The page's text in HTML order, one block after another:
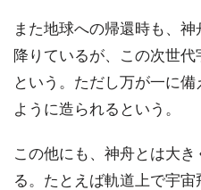
また地球への帰還時も、
降りているが、この次世
という。ただし万が一に
ように造られるという。
この他にも、神舟とは大
る。たとえば軌道上で宇